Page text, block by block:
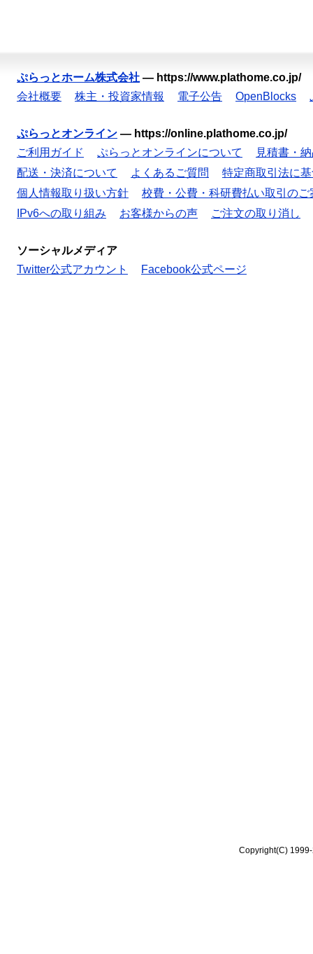
ぷらっとホーム株式会社 — https://www.plathome.co.jp/
会社概要
株主・投資家情報 電子公告 OpenBlocks
ぷらっとオンライン — https://online.plathome.co.jp/
ご利用ガイド
ぷらっとオンラインについて
見積書・
配送・決済について
よくあるご質問
特定商取引法に
個人情報取り扱い方針
校費・公費・科研費払い取引のご
IPv6への取り組み
お客様からの声 ご注文の取り消し
ソーシャルメディア
Twitter公式アカウント
Facebook公式ページ
Copyright(C)